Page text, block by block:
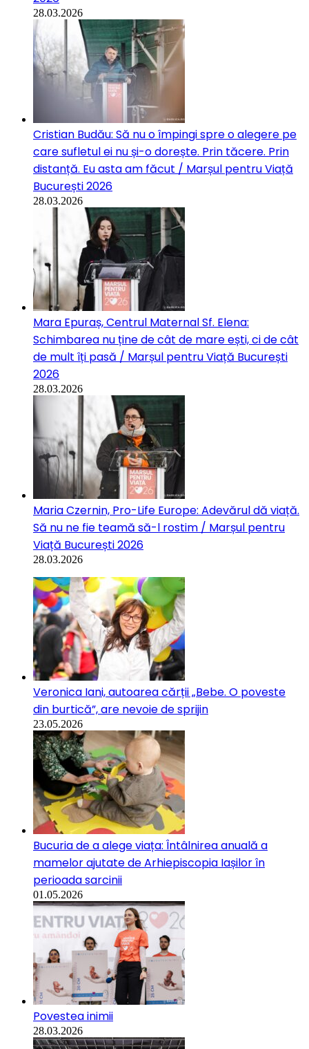
28.03.2026
Cristian Budău: Să nu o împingi spre o alegere pe
care sufletul ei nu și-o dorește. Prin tăcere. Prin
distanță. Eu asta am făcut / Marșul pentru Viață
București 2026
28.03.2026
Mara Epuraș, Centrul Maternal Sf. Elena:
Schimbarea nu ține de cât de mare ești, ci de cât
de mult îți pasă / Marșul pentru Viață București
2026
28.03.2026
Maria Czernin, Pro-Life Europe: Adevărul dă viață.
Să nu ne fie teamă să-l rostim / Marșul pentru
Viață București 2026
28.03.2026
Veronica Iani, autoarea cărții „Bebe. O poveste
din burtică”, are nevoie de sprijin
23.05.2026
Bucuria de a alege viața: Întâlnirea anuală a
mamelor ajutate de Arhiepiscopia Iașilor în
perioada sarcinii
01.05.2026
Povestea inimii
28.03.2026